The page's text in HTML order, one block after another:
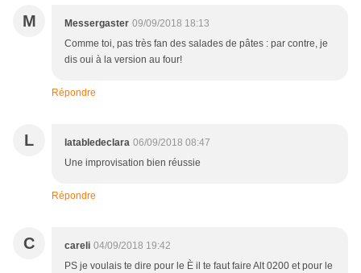
M Messergaster 09/09/2018 18:13
Comme toi, pas très fan des salades de pâtes : par contre, je
dis oui à la version au four!
Répondre
L latabledeclara 06/09/2018 08:47
Une improvisation bien réussie
Répondre
C careli 04/09/2018 19:42
PS je voulais te dire pour le È il te faut faire Alt 0200 et pour le